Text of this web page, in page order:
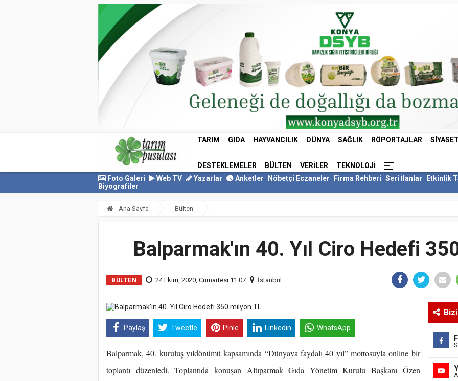
TARIM GIDA HAYVANCILIK DÜNYA SAĞLIK RÖPORTAJLAR SIYASET
DESTEKLEMELER BÜLTEN VERILER
TEKNOLOJI
Foto Galeri
Web TV Yazarlar Anketler Nöbetçi Eczaneler Firma Rehberi Seri İlanlar
Etkinlik
Biyografiler
Ana Sayfa Bülten
Balparmak'ın 40. Yıl Ciro Hedefi
BÜLTEN 24 Ekim, 2020, Cumartesi 11:07 İstanbul
Paylaş Tweetle Pinle Linkedin WhatsApp
Balparmak, 40. kuruluş yıldönümü kapsamında “Dünyaya faydalı 40 yıl” mottosuyla online bir
toplantı düzenledi. Toplantıda konuşan Altıparmak Gıda Yönetim Kurulu Başkanı Özen